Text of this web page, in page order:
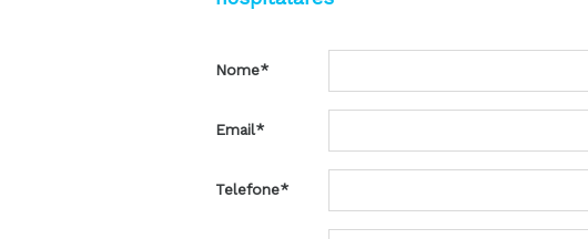
Nome*
Email*
Telefone*